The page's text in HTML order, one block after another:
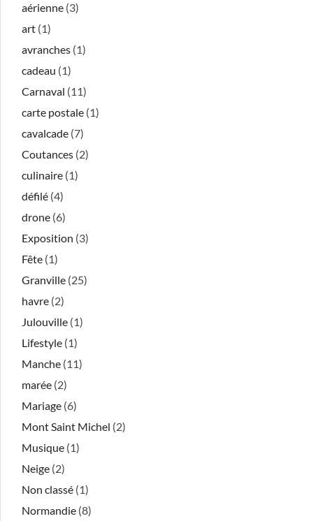
aérienne (3)
art (1)
avranches (1)
cadeau (1)
Carnaval (11)
carte postale (1)
cavalcade (7)
Coutances (2)
culinaire (1)
défilé (4)
drone (6)
Exposition (3)
Fête (1)
Granville (25)
havre (2)
Julouville (1)
Lifestyle (1)
Manche (11)
marée (2)
Mariage (6)
Mont Saint Michel (2)
Musique (1)
Neige (2)
Non classé (1)
Normandie (8)